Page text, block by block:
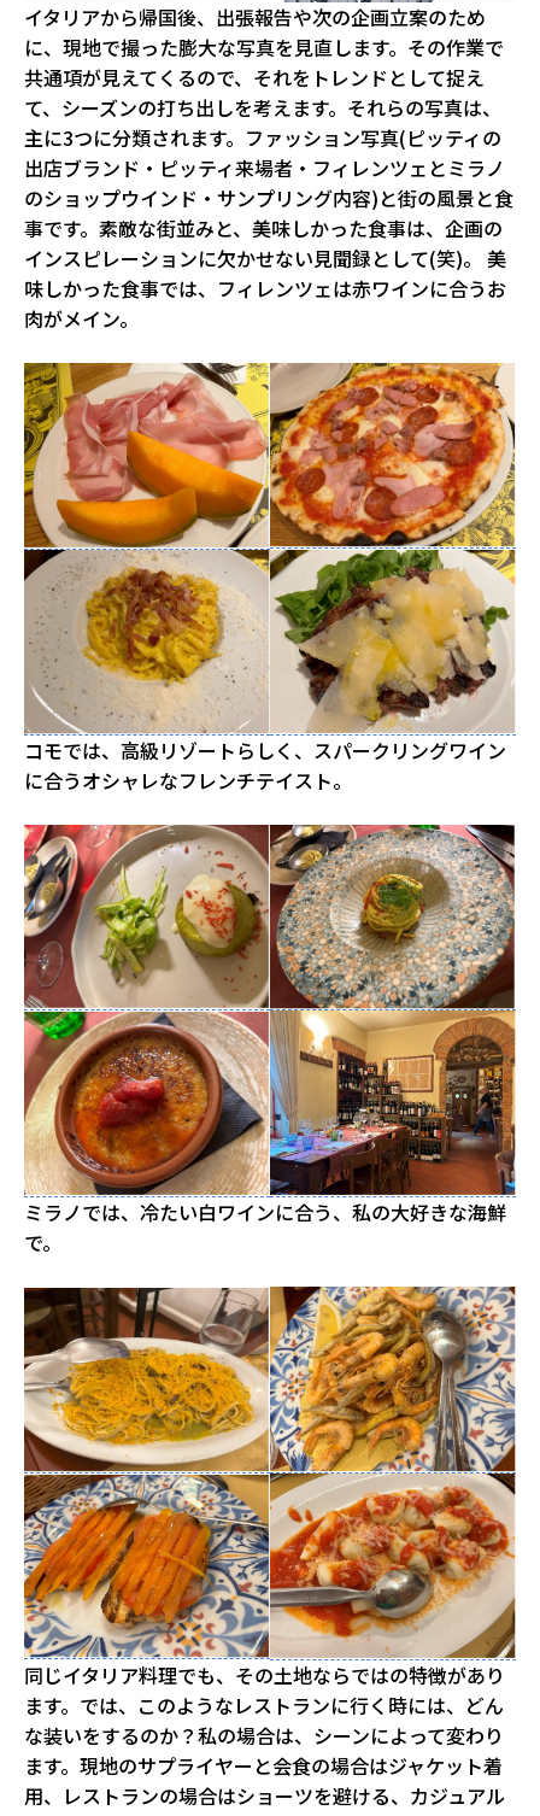
イタリアから帰国後、出張報告や次の企画立案のため
に、現地で撮った膨大な写真を見直します。その作業で
共通項が見えてくるので、それをトレンドとして捉え
て、シーズンの打ち出しを考えます。それらの写真は、
主に3つに分類されます。ファッション写真(ピッティの
出店ブランド・ピッティ来場者・フィレンツェとミラノ
のショップウインド・サンプリング内容)と街の風景と食
事です。素敵な街並みと、美味しかった食事は、企画の
インスピレーションに欠かせない見聞録として(笑)。 美
味しかった食事では、フィレンツェは赤ワインに合うお
肉がメイン。
コモでは、高級リゾートらしく、スパークリングワイン
に合うオシャレなフレンチテイスト。
ミラノでは、冷たい白ワインに合う、私の大好きな海鮮
で。
同じイタリア料理でも、その土地ならではの特徴があり
ます。では、このようなレストランに行く時には、どん
な装いをするのか？私の場合は、シーンによって変わり
ます。現地のサプライヤーと会食の場合はジャケット着
用、レストランの場合はショーツを避ける、カジュアル